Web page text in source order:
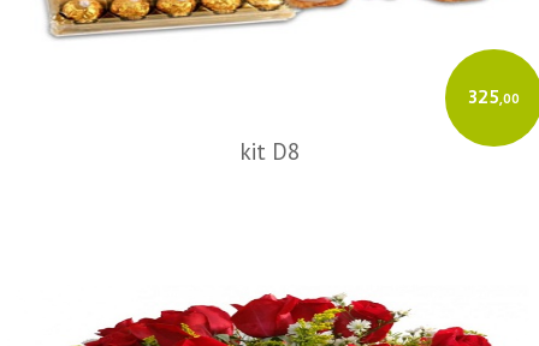
325,00
kit D8